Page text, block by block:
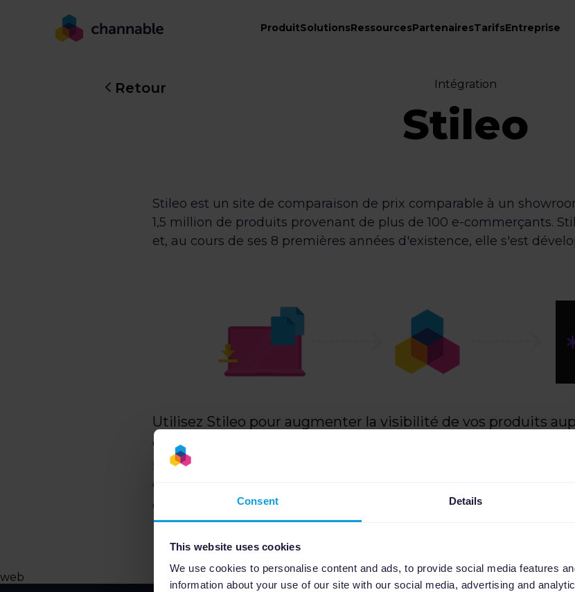
Consent Details
This website uses cookies
We use cookies to personalise content and ads, to provide social media features
information about your use of our site with our social media, advertising and
ProduitSolutionsRessourcesPartenairesTarifsEntreprise
Retour Intégration
Stileo
Stileo est un site de comparaison de prix comparable à un
1,5 million de produits provenant de plus de 100 e-commerçants.
et, au cours de ses 8 premières années d'existence, elle s'est
Utilisez Stileo pour augmenter la visibilité de vos produits
et vous positionner parmi des marques réputées. Lorsque les
produit dans Stileo, ils seront redirigés vers votre site e-
compléter leur achat. Créez un flux Stileo dans Channable en
commencez à faire de la publicité dès aujourd'hui.
web